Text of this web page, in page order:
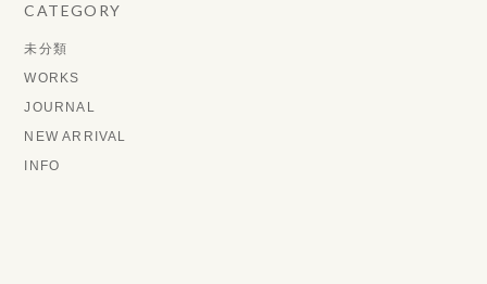
CATEGORY
未分類
WORKS
JOURNAL
NEW ARRIVAL
INFO